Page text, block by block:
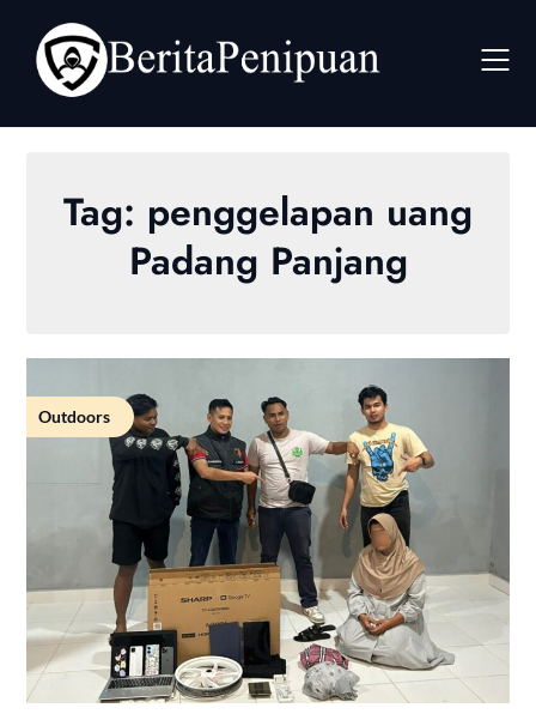
content
Tag: penggelapan uang
Padang Panjang
Outdoors